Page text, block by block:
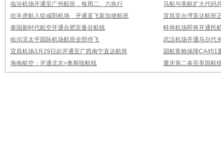
临汾机场开通至广州航班，每周二、六执行
马航与美航扩大代码
欣丰虎航入驻咸阳机场 开通直飞新加坡航班
宜昌至台湾直达航班
泰国新时代航空开通合肥至曼谷航线
蚌埠机场即将开通民
哈尔滨太平国际机场航班全部停飞
武汉机场开通马尔代
宜昌机场3月29日起开通至广西南宁直达航班
国航客舱保障CA451
海南航空：开通北京=奥斯陆航线
重庆第二条至美国航